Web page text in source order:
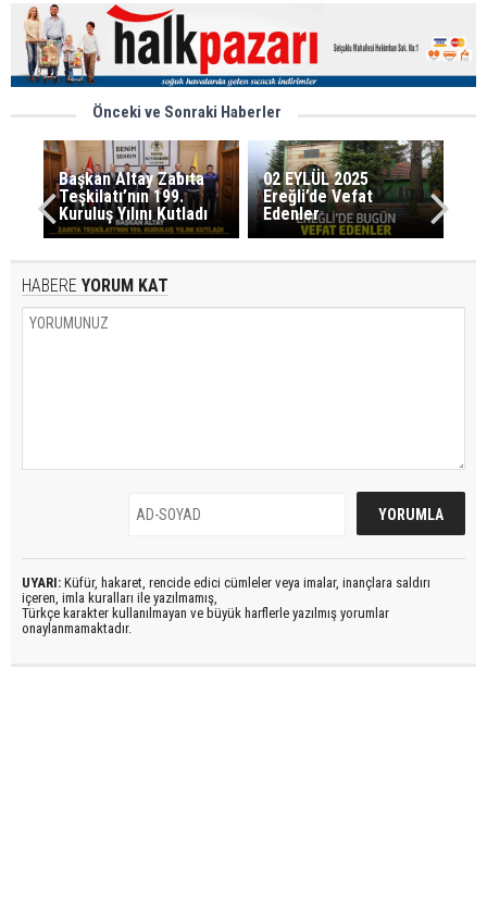
Önceki ve Sonraki Haberler
Başkan Altay Zabıta
Teşkilatı’nın 199.
Kuruluş Yılını Kutladı
02 EYLÜL 2025
Ereğli’de Vefat
Edenler
HABERE YORUM KAT
UYARI: Küfür, hakaret, rencide edici cümleler veya imalar, inançlara saldırı
içeren, imla kuralları ile yazılmamış,
Türkçe karakter kullanılmayan ve büyük harflerle yazılmış yorumlar
onaylanmamaktadır.